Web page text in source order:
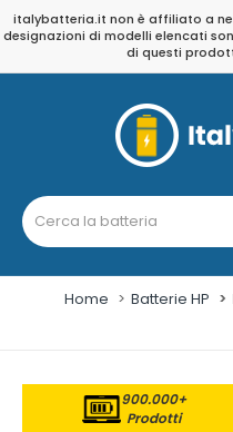
italybatteria.it non è affiliato a
designazioni di modelli elencati
di questi
Home Batterie HP
900.000+
Prodotti